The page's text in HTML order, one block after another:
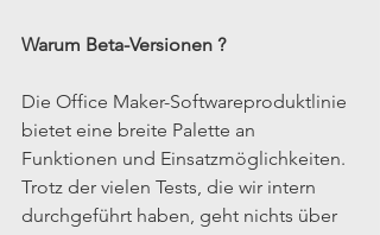
Warum Beta-Versionen ?
Die Office Maker-Softwareproduktlinie
bietet eine breite Palette an
Funktionen und Einsatzmöglichkeiten.
Trotz der vielen Tests, die wir intern
durchgeführt haben, geht nichts über